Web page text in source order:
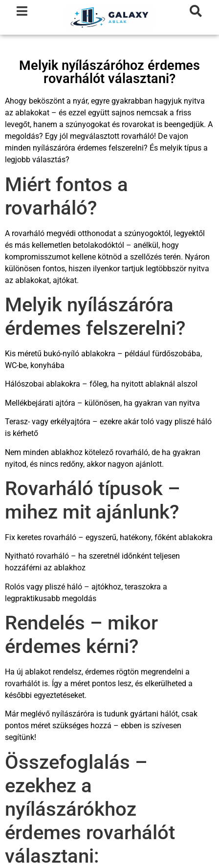
Melyik nyílászáróhoz érdemes
rovarhálót választani?
Ahogy beköszönt a nyár, egyre gyakrabban hagyjuk nyitva
az ablakokat – és ezzel együtt sajnos nemcsak a friss
levegőt, hanem a szúnyogokat és rovarokat is beengedjük. A
megoldás? Egy jól megválasztott rovarháló! De vajon
minden nyílászáróra érdemes felszerelni? És melyik típus a
legjobb választás?
Miért fontos a
rovarháló?
A rovarháló megvédi otthonodat a szúnyogoktól, legyektől
és más kellemetlen betolakodóktól – anélkül, hogy
kompromisszumot kellene kötnöd a szellőzés terén. Nyáron
különösen fontos, hiszen ilyenkor tartjuk legtöbbször nyitva
az ablakokat, ajtókat.
Melyik nyílászáróra
érdemes felszerelni?
Kis méretű bukó-nyíló ablakokra – például fürdőszobába,
WC-be, konyhába
Hálószobai ablakokra – főleg, ha nyitott ablaknál alszol
Mellékbejárati ajtóra – különösen, ha gyakran van nyitva
Terasz- vagy erkélyajtóra – ezekre akár toló vagy pliszé háló
is kérhető
Nem minden ablakhoz kötelező rovarháló, de ha gyakran
nyitod, és nincs redőny, akkor nagyon ajánlott.
Rovarháló típusok –
mihez mit ajánlunk?
Fix keretes rovarháló – egyszerű, hatékony, főként ablakokra
Nyitható rovarháló – ha szeretnél időnként teljesen
hozzáférni az ablakhoz
Rolós vagy pliszé háló – ajtókhoz, teraszokra a
legpraktikusabb megoldás
Rendelés – mikor
érdemes kérni?
Ha új ablakot rendelsz, érdemes rögtön megrendelni a
rovarhálót is. Így a méret pontos lesz, és elkerülheted a
későbbi egyeztetéseket.
Már meglévő nyílászáróra is tudunk gyártani hálót, csak
pontos méret szükséges hozzá – ebben is szívesen
segítünk!
Összefoglalás –
ezekhez a
nyílászárókhoz
érdemes rovarhálót
választani: